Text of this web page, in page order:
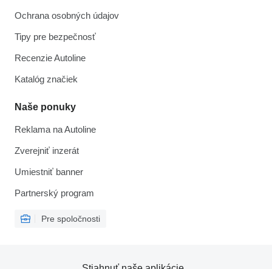
Ochrana osobných údajov
Tipy pre bezpečnosť
Recenzie Autoline
Katalóg značiek
Naše ponuky
Reklama na Autoline
Zverejniť inzerát
Umiestniť banner
Partnerský program
Pre spoločnosti